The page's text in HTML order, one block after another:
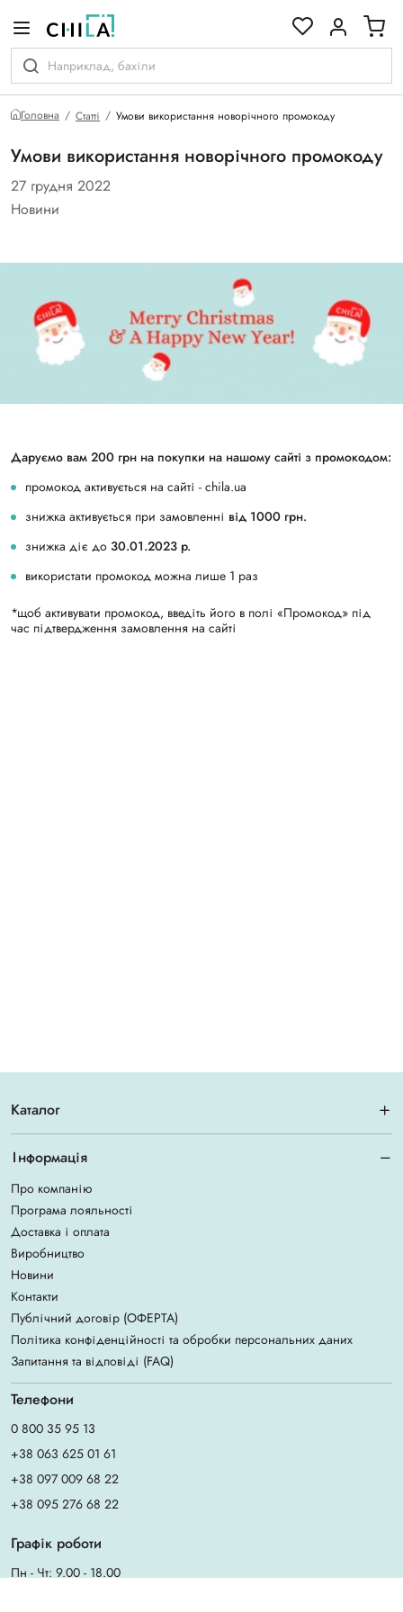
Головна Статті Умови використання новорічного промокоду
Умови використання новорічного промокоду
27 грудня 2022
Новини
Даруємо вам 200 грн на покупки на нашому сайті з промокодом:
промокод активується на сайті - сhila.ua
знижка активується при замовленні від 1000 грн.
знижка діє до 30.01.2023 р.
використати промокод можна лише 1 раз
*щоб активувати промокод, введіть його в полі «Промокод» під
час підтвердження замовлення на сайті
гамі
Каталог
Інформація
Про компанію
Програма лояльності
Доставка і оплата
Виробництво
Новини
Контакти
Публічний договір (ОФЕРТА)
Політика конфіденційності та обробки персональних даних
Запитання та відповіді (FAQ)
Телефони
0 800 35 95 13
+38 063 625 01 61
+38 097 009 68 22
+38 095 276 68 22
Графік роботи
Пн - Чт: 9.00 - 18.00